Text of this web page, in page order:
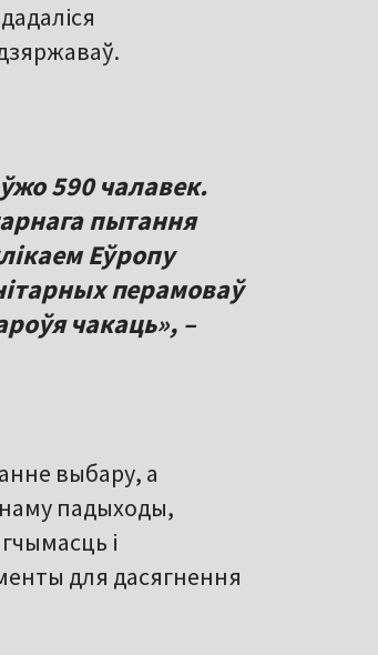
590 чалавек.
пытання
Еўропу
перамоваў
чакаць», –
выбару, а
падыходы,
і
для дасягнення